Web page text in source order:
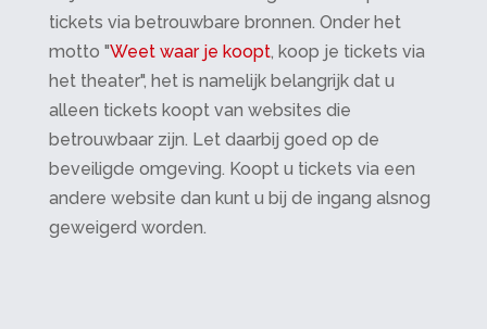
tickets via betrouwbare bronnen. Onder het
motto "Weet waar je koopt, koop je tickets via
het theater", het is namelijk belangrijk dat u
alleen tickets koopt van websites die
betrouwbaar zijn. Let daarbij goed op de
beveiligde omgeving. Koopt u tickets via een
andere website dan kunt u bij de ingang alsnog
geweigerd worden.